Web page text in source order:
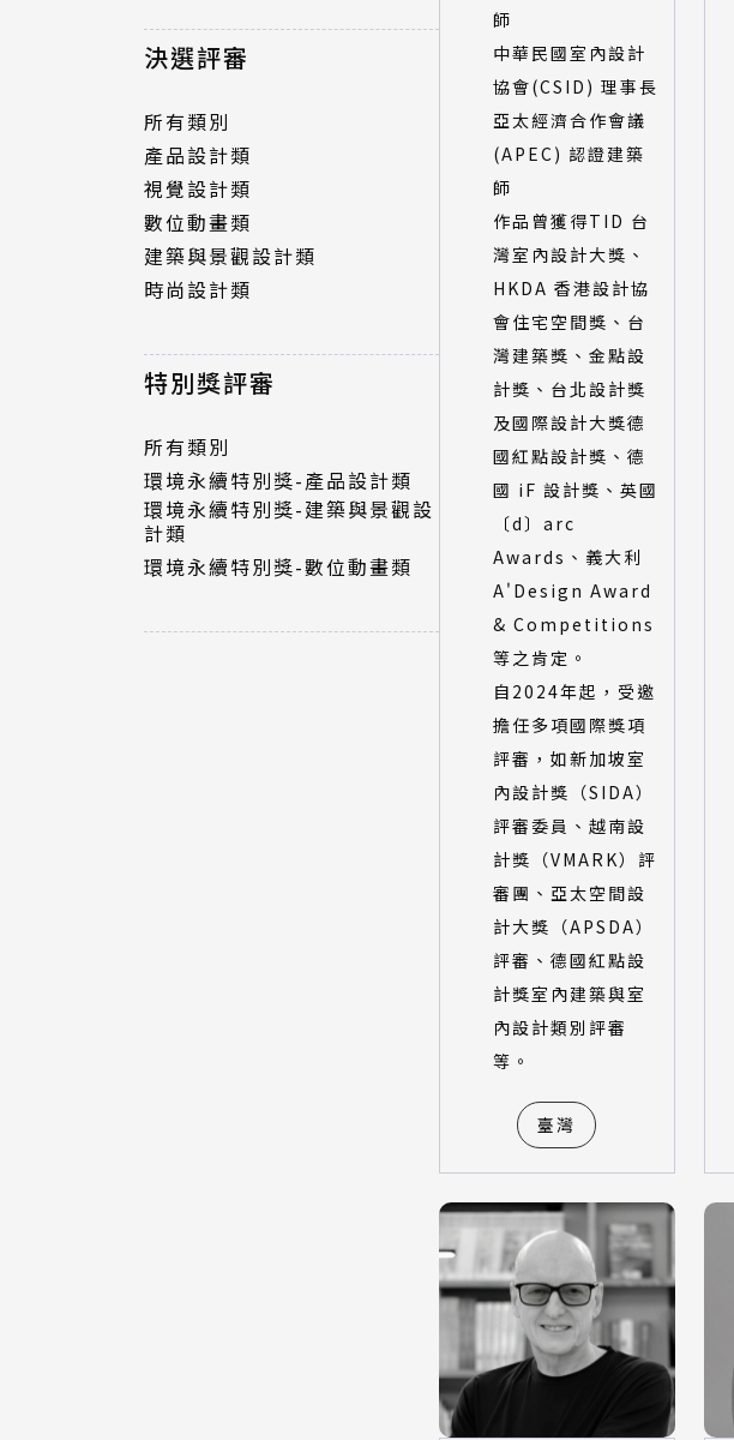
所有類別
產品設計類
視覺設計類
數位動畫類
建築與景觀設計類
時尚設計類
特別獎評審
所有類別
環境永續特別獎-產品設計類
環境永續特別獎-建築與景觀設
計類
環境永續特別獎-數位動畫類
決選評審
所有類別
產品設計類
視覺設計類
數位動畫類
建築與景觀設計類
時尚設計類
特別獎評審
所有類別
環境永續特別獎-產品設計類
環境永續特別獎-建築與景觀設
計類
環境永續特別獎-數位動畫類
師
中華民國室內設計
協會(CSID) 理事長
亞太經濟合作會議
(APEC) 認證建築
師
作品曾獲得TID 台
灣室內設計大獎、
HKDA 香港設計協
會住宅空間獎、台
灣建築獎、金點設
計獎、台北設計獎
及國際設計大獎德
國紅點設計獎、德
國 iF 設計獎、英國
〔d〕arc
Awards、義大利
A'Design Award
& Competitions
等之肯定。
自2024年起，受邀
擔任多項國際獎項
評審，如新加坡室
內設計獎（SIDA）
評審委員、越南設
計獎（VMARK）評
審團、亞太空間設
計大獎（APSDA）
評審、德國紅點設
計獎室內建築與室
內設計類別評審
等。
臺灣